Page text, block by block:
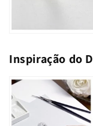
Inspiração do